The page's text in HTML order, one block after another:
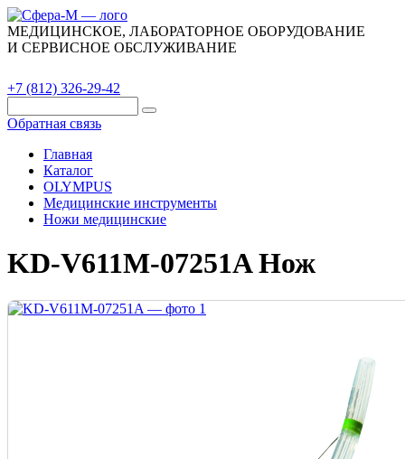
МЕДИЦИНСКОЕ, ЛАБОРАТОРНОЕ ОБОРУДОВАНИЕ
И СЕРВИСНОЕ ОБСЛУЖИВАНИЕ
+7 (812) 326-29-42
Обратная связь
Главная
Каталог
OLYMPUS
Медицинские инструменты
Ножи медицинские
KD-V611M-07251A Нож